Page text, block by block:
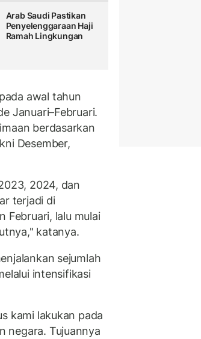
Arab Saudi Pastikan
Penyelenggaraan Haji
Ramah Lingkungan
awal tahun
Januari–Februari.
berdasarkan
Desember,
2024, dan
terjadi di
Februari, lalu mulai
katanya.
sejumlah
intensifikasi
kami lakukan pada
negara. Tujuannya